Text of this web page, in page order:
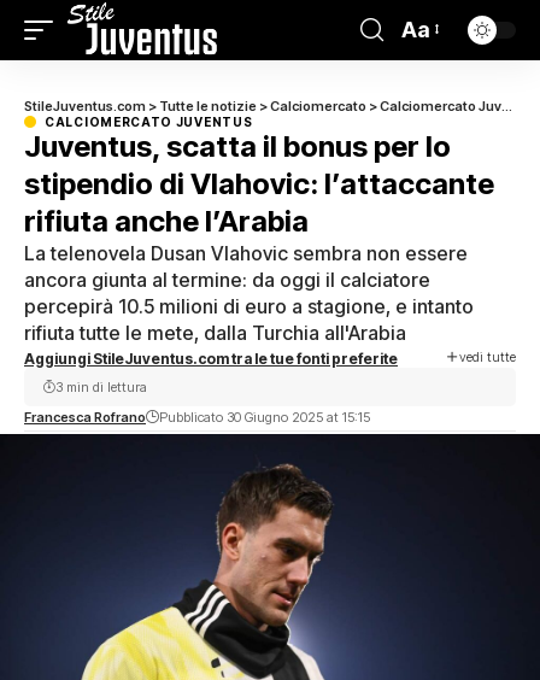
Aa
StileJuventus.com > Tutte le notizie >Calciomercato >Calciomercato Juventus
CALCIOMERCATO JUVENTUS
Juventus, scatta il bonus per lo
stipendio di Vlahovic: l’attaccante
rifiuta anche l’Arabia
La telenovela Dusan Vlahovic sembra non essere
ancora giunta al termine: da oggi il calciatore
percepirà 10.5 milioni di euro a stagione, e intanto
rifiuta tutte le mete, dalla Turchia all'Arabia
Aggiungi StileJuventus.com tra le tue fonti preferite vedi tutte
Francesca Rofrano Pubblicato 30 Giugno 2025 at 15:15
3 min di lettura